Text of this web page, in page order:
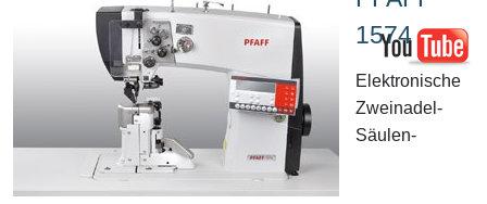
1574
Elektronische
Zweinadel-
Säulen-